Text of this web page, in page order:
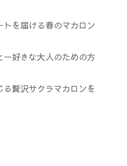
トを届ける春のマカロン
ー好きな大人のための方
る贅沢サクラマカロンを